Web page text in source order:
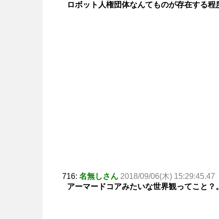
ロボット人権団体なんてものが存在する程
716: 名無しさん 2018/09/06(木) 15:29:45.47
アーマードコアみたいな世界観ってこと？。